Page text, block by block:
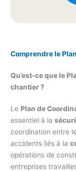
Comprendre le
Qu’est-ce que le
chantier ?
Le Plan de
essentiel à la
coordination entre
accidents liés à la
opérations de
entreprises